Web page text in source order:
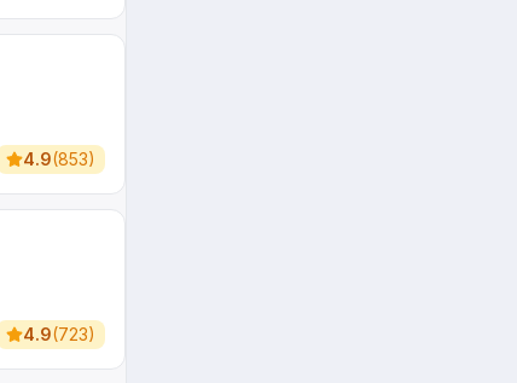
4.9(853)
4.9(723)